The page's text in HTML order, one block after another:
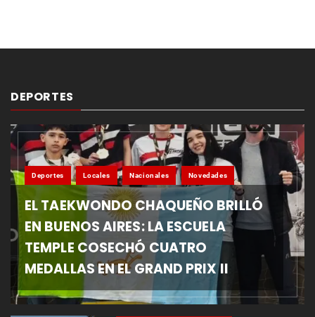
DEPORTES
Deportes Locales Nacionales Novedades
EL TAEKWONDO CHAQUEÑO BRILLÓ
EN BUENOS AIRES: LA ESCUELA
TEMPLE COSECHÓ CUATRO
MEDALLAS EN EL GRAND PRIX II